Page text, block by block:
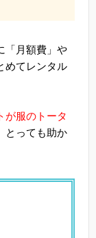
「月額費」や
めてレンタル
が服のトータ
とっても助か